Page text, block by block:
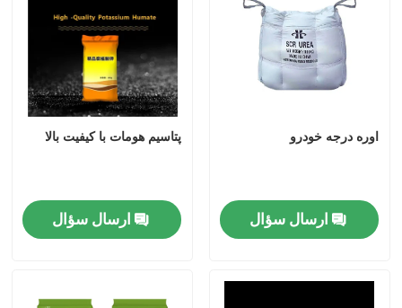
اوره درجه خودرو
ارسال سؤال
پتاسيم هومات با کيفيت بالا
ارسال سؤال